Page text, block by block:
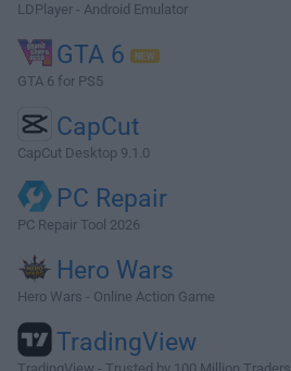
LDPlayer - Android Emulator
GTA 6
GTA 6 for PS5
CapCut
CapCut Desktop 9.1.0
PC Repair
PC Repair Tool 2026
Hero Wars
Hero Wars - Online Action Game
TradingView